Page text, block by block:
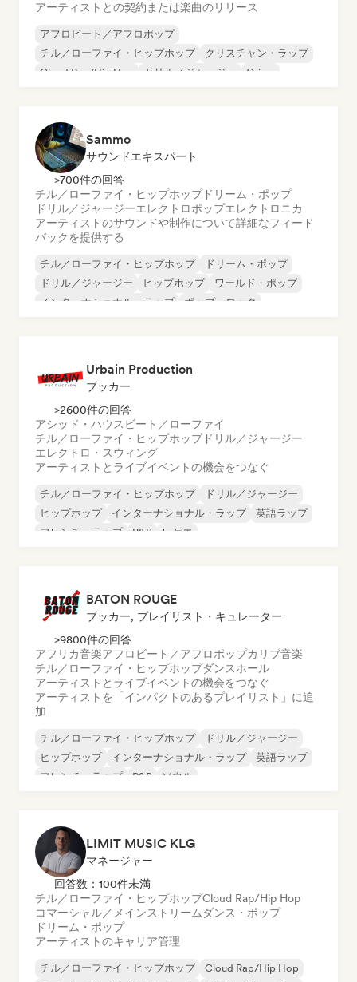
アーティストとの契約または楽曲のリリース
アフロビート／アフロポップ
チル／ローファイ・ヒップホップ
クリスチャン・ラップ
Cloud Rap/Hip Hop
ドリル／ジャージー
Grime
Sammo
サウンドエキスパート
>700件の回答
チル／ローファイ・ヒップホップドリーム・ポップ
ドリル／ジャージーエレクトロポップエレクトロニカ
アーティストのサウンドや制作について詳細なフィード
バックを提供する
チル／ローファイ・ヒップホップ
ドリーム・ポップ
ドリル／ジャージー
ヒップホップ
ワールド・ポップ
インターナショナル・ラップ
ポップ・ロック
Urbain Production
ブッカー
>2600件の回答
アシッド・ハウス ビート／ローファイ
チル／ローファイ・ヒップホップドリル／ジャージー
エレクトロ・スウィング
アーティストとライブイベントの機会をつなぐ
チル／ローファイ・ヒップホップ
ドリル／ジャージー
ヒップホップ
インターナショナル・ラップ
英語ラップ
フレンチ・ラップ
R&B レゲエ
BATON ROUGE
ブッカー, プレイリスト・キュレーター
>9800件の回答
アフリカ音楽アフロビート／アフロポップカリブ音楽
チル／ローファイ・ヒップホップダンスホール
アーティストとライブイベントの機会をつなぐ
アーティストを「インパクトのあるプレイリスト」に追
加
チル／ローファイ・ヒップホップ
ドリル／ジャージー
ヒップホップ
インターナショナル・ラップ
英語ラップ
フレンチ・ラップ
R&B ソウル
LIMIT MUSIC KLG
マネージャー
回答数：100件未満
チル／ローファイ・ヒップホップCloud Rap/Hip Hop
コマーシャル／メインストリーム ダンス・ポップ
ドリーム・ポップ
アーティストのキャリア管理
チル／ローファイ・ヒップホップ
Cloud Rap/Hip Hop